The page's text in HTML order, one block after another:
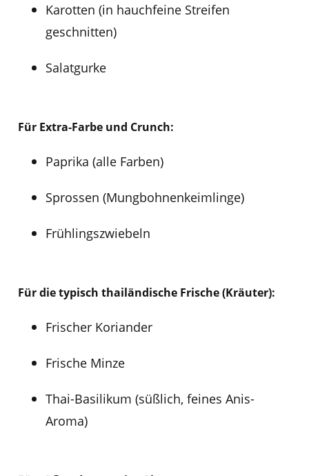
Karotten (in hauchfeine Streifen
geschnitten)
Salatgurke
Für Extra-Farbe und Crunch:
Paprika (alle Farben)
Sprossen (Mungbohnenkeimlinge)
Frühlingszwiebeln
Für die typisch thailändische Frische (Kräuter):
Frischer Koriander
Frische Minze
Thai-Basilikum (süßlich, feines Anis-
Aroma)